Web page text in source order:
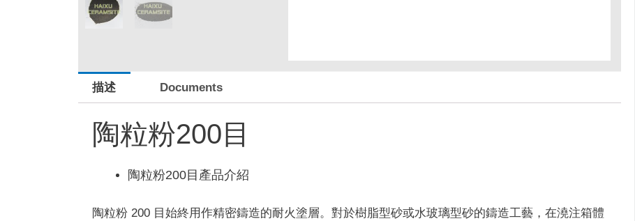
描述 Documents
陶粒粉200目
陶粒粉200目產品介紹
陶粒粉 200 目始終用作精密鑄造的耐火塗層。 對於樹脂型砂或水玻璃型砂的鑄造工藝，在澆注箱體